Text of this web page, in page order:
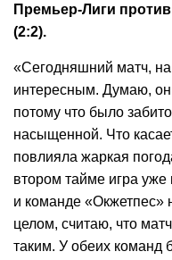
Премьер-Лиги
(2:2).
«Сегодняшний матч,
интересным. Думаю,
потому что было
насыщенной. Что
повлияла жаркая
втором тайме игра
и команде «Окжетпес»
целом, считаю, что
таким. У обеих команд